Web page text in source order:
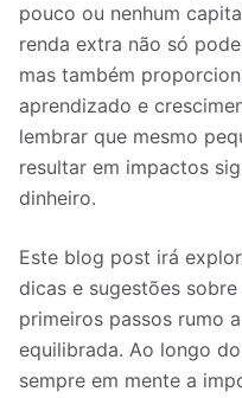
pouco ou nenhum
renda extra não só
mas também
aprendizado e
lembrar que mesmo
resultar em impactos
dinheiro.
Este blog post irá
dicas e sugestões
primeiros passos rumo
equilibrada. Ao longo
sempre em mente a